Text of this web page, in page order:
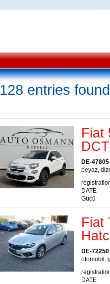
128 entries found
Fiat
DE-
beyaz,
DATE
Gücü
Fiat
DE-
otomobil,
DATE